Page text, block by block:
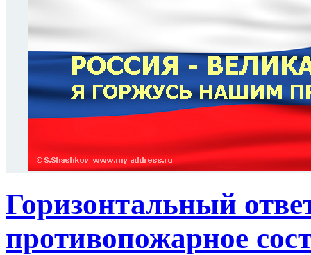
Горизонтальный
противопожарное